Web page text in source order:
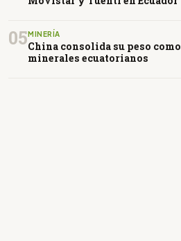
05MINERÍA
China consolida su peso
minerales ecuatorianos